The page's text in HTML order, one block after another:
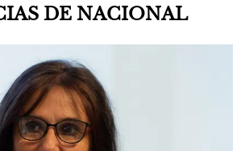
DE NACIONAL